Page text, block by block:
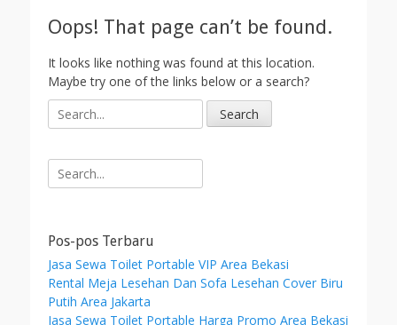
Oops! That page can’t be found.
It looks like nothing was found at this location.
Maybe try one of the links below or a search?
e
r
c
o
r
:
Search
for:
Pos-pos Terbaru
Jasa Sewa Toilet Portable VIP Area Bekasi
Rental Meja Lesehan Dan Sofa Lesehan Cover Biru
Putih Area Jakarta
Jasa Sewa Toilet Portable Harga Promo Area Bekasi